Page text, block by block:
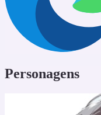
Personagens